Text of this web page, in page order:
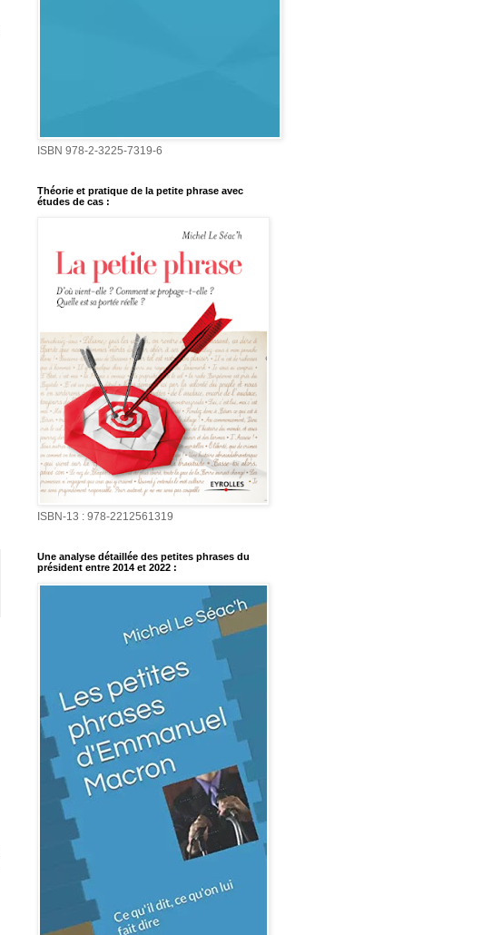
ISBN 978-2-3225-7319-6
Théorie et pratique de la petite phrase avec
études de cas :
ISBN-13 : 978-2212561319
Une analyse détaillée des petites phrases du
président entre 2014 et 2022 :